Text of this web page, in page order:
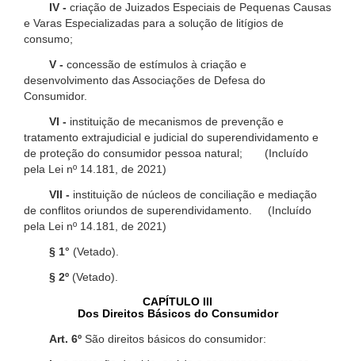
IV - criação de Juizados Especiais de Pequenas Causas
e Varas Especializadas para a solução de litígios de
consumo;
V - concessão de estímulos à criação e
desenvolvimento das Associações de Defesa do
Consumidor.
VI - instituição de mecanismos de prevenção e
tratamento extrajudicial e judicial do superendividamento e
de proteção do consumidor pessoa natural; (Incluído
pela Lei nº 14.181, de 2021)
VII - instituição de núcleos de conciliação e mediação
de conflitos oriundos de superendividamento. (Incluído
pela Lei nº 14.181, de 2021)
§ 1° (Vetado).
§ 2º (Vetado).
CAPÍTULO III
Dos Direitos Básicos do Consumidor
Art. 6º São direitos básicos do consumidor: